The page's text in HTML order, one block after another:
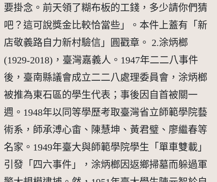
要掛念。前天領了糊布板的工錢，多少請你們猜
吧？這可說獎金比較恰當些」。本件上蓋有「新
店敬義路自力新村驗信」圓戳章。 2.涂炳榔
(1929-2018)，臺灣嘉義人。1947年二二八事件
後，臺南縣議會成立二二八處理委員會，涂炳榔
被推為東石區的學生代表；事後因自首被關一
週。1948年以同等學歷考取臺灣省立師範學院藝
術系，師承溥心畬、陳慧坤、黃君璧、廖繼春等
名家。1949年臺大與師範學院學生「單車雙載」
引發「四六事件」，涂炳榔因返鄉掃墓而躲過軍